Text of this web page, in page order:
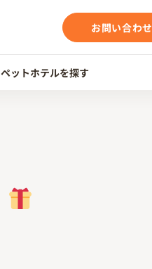
お問い合わせ
ペットホテルを探す